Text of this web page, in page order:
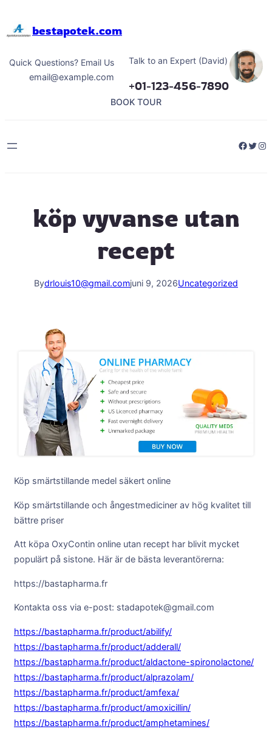
bestapotek.com
Quick Questions? Email Us
email@example.com
Talk to an Expert (David)
+01-123-456-7890
BOOK TOUR
köp vyvanse utan
recept
Bydrlouis10@gmail.comjuni 9, 2026Uncategorized
Köp smärtstillande medel säkert online
Köp smärtstillande och ångestmediciner av hög kvalitet till
bättre priser
Att köpa OxyContin online utan recept har blivit mycket
populärt på sistone. Här är de bästa leverantörerna:
https://bastapharma.fr
Kontakta oss via e-post: stadapotek@gmail.com
https://bastapharma.fr/product/abilify/
https://bastapharma.fr/product/adderall/
https://bastapharma.fr/product/aldactone-spironolactone/
https://bastapharma.fr/product/alprazolam/
https://bastapharma.fr/product/amfexa/
https://bastapharma.fr/product/amoxicillin/
https://bastapharma.fr/product/amphetamines/